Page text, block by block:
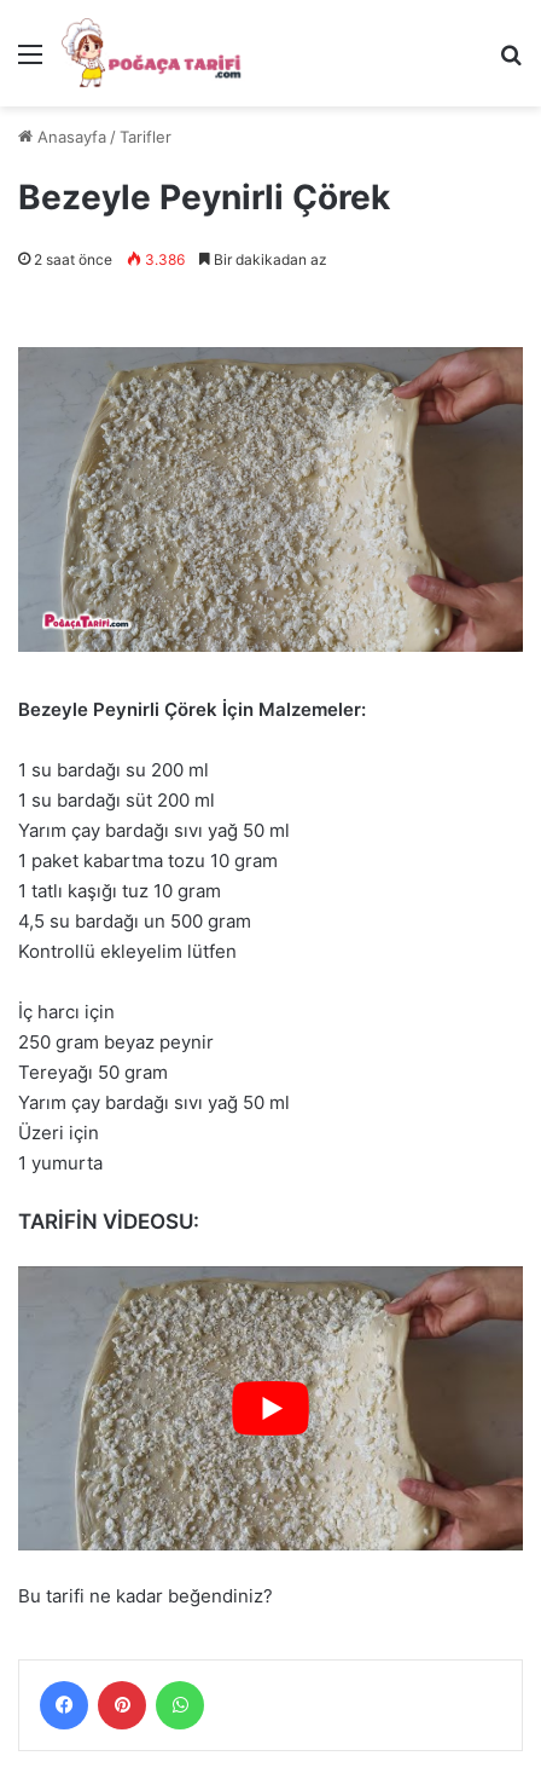
Menü
Anasayfa /Tarifler
Bezeyle Peynirli Çörek
2 saat önce 3.386 Bir dakikadan az
Bezeyle Peynirli Çörek İçin Malzemeler:
1 su bardağı su 200 ml
1 su bardağı süt 200 ml
Yarım çay bardağı sıvı yağ 50 ml
1 paket kabartma tozu 10 gram
1 tatlı kaşığı tuz 10 gram
4,5 su bardağı un 500 gram
Kontrollü ekleyelim lütfen
İç harcı için
250 gram beyaz peynir
Tereyağı 50 gram
Yarım çay bardağı sıvı yağ 50 ml
Üzeri için
1 yumurta
TARİFİN VİDEOSU:
Bu tarifi ne kadar beğendiniz?
FacebookPinterest